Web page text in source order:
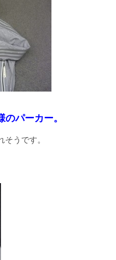
パーカー。
うです。